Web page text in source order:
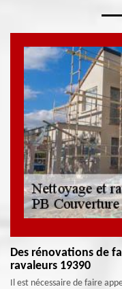
Des rénovations de
ravaleurs 19390
Il est nécessaire de faire